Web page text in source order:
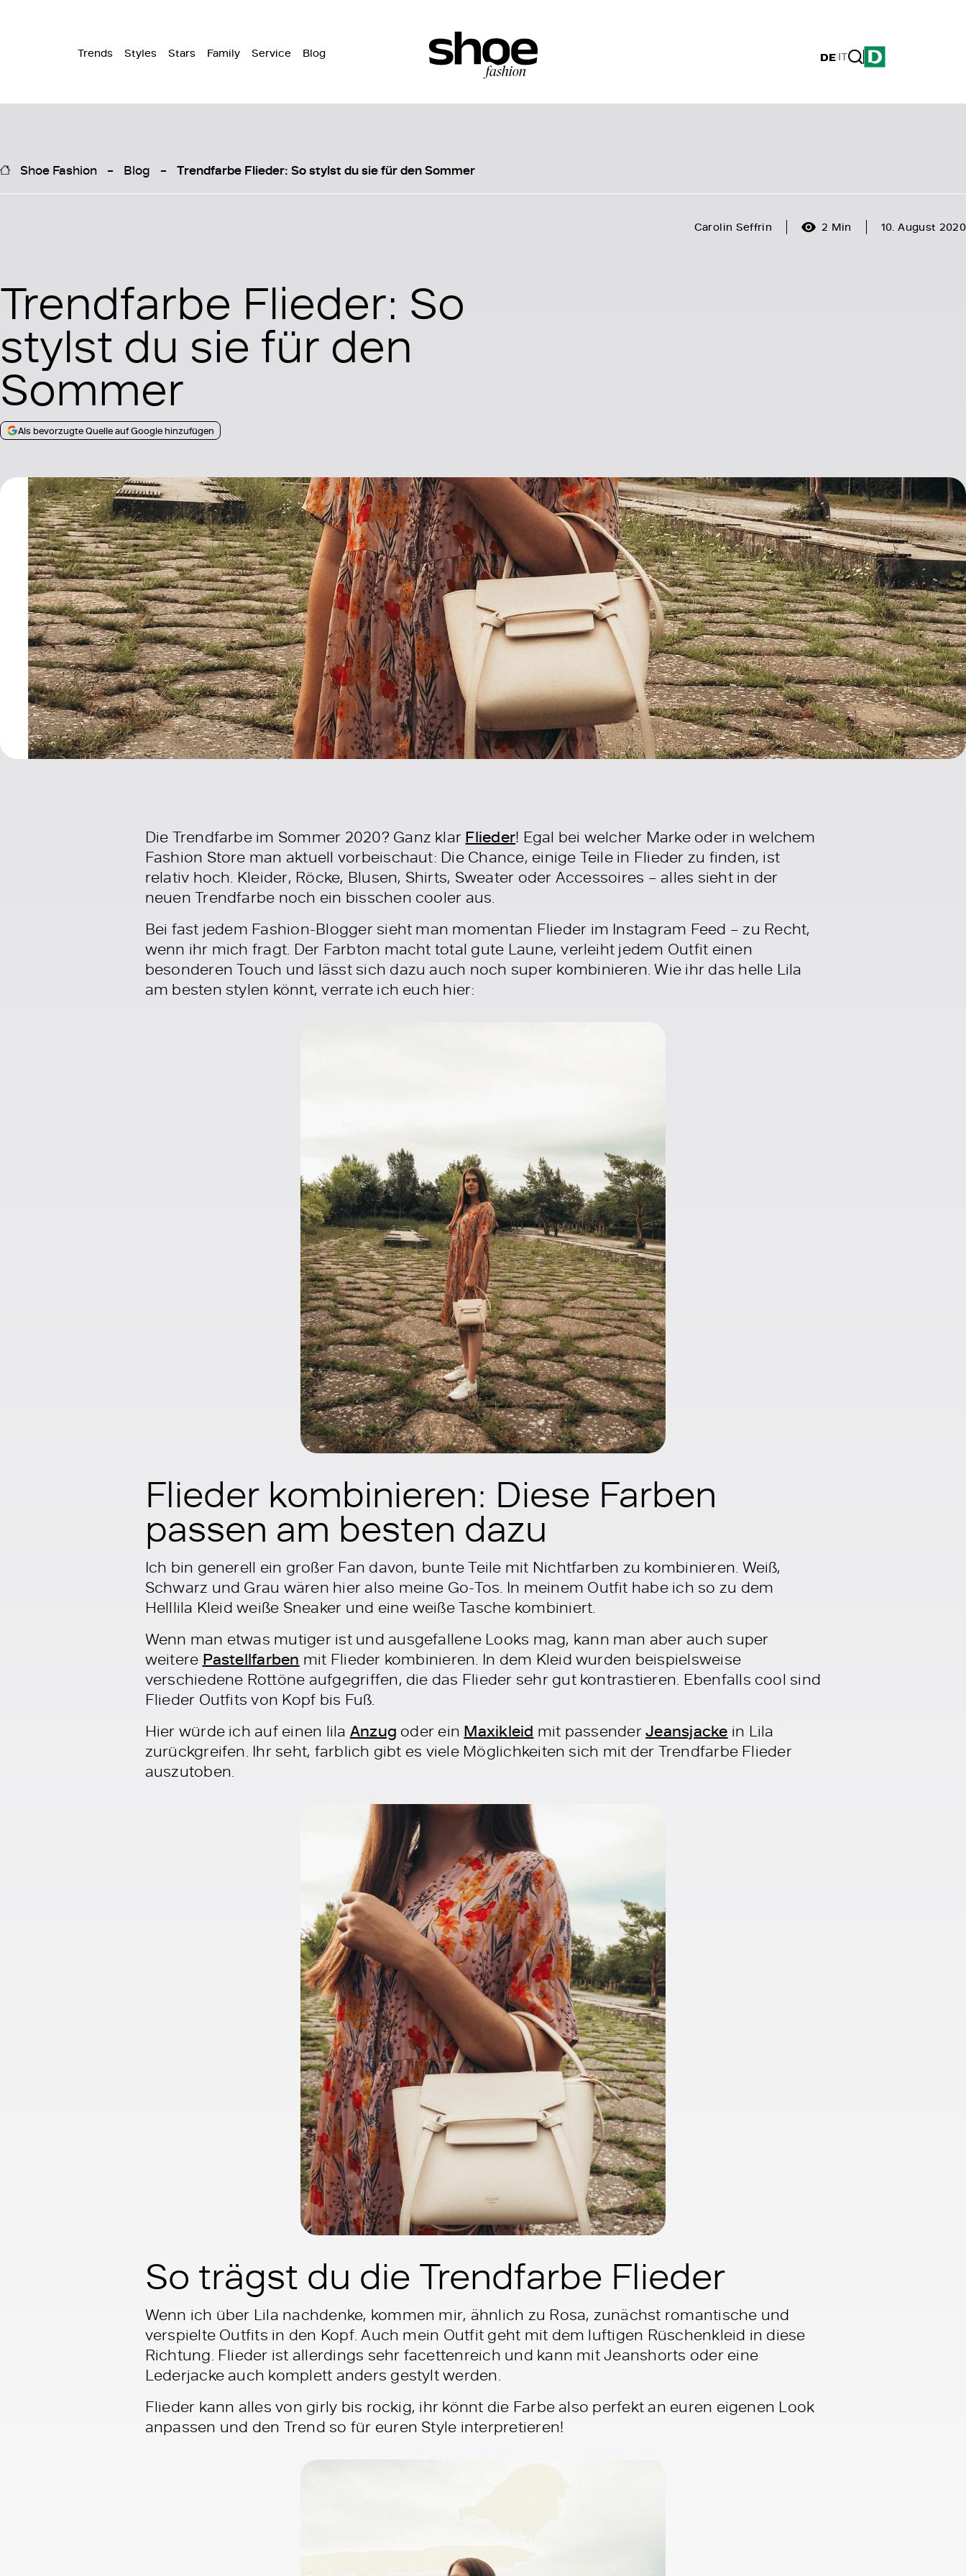
Trends Styles Stars Family Service Blog DE|IT
Shoe Fashion Blog Trendfarbe Flieder: So stylst du sie für den Sommer
Carolin Seffrin 2 Min 10. August 2020
Trendfarbe Flieder: So
stylst du sie für den
Sommer
Als bevorzugte Quelle auf Google hinzufügen
Die Trendfarbe im Sommer 2020? Ganz klar Flieder! Egal bei welcher Marke oder in welchem
Fashion Store man aktuell vorbeischaut: Die Chance, einige Teile in Flieder zu finden, ist
relativ hoch. Kleider, Röcke, Blusen, Shirts, Sweater oder Accessoires – alles sieht in der
neuen Trendfarbe noch ein bisschen cooler aus.
Bei fast jedem Fashion-Blogger sieht man momentan Flieder im Instagram Feed – zu Recht,
wenn ihr mich fragt. Der Farbton macht total gute Laune, verleiht jedem Outfit einen
besonderen Touch und lässt sich dazu auch noch super kombinieren. Wie ihr das helle Lila
am besten stylen könnt, verrate ich euch hier:
Flieder kombinieren: Diese Farben
passen am besten dazu
Ich bin generell ein großer Fan davon, bunte Teile mit Nichtfarben zu kombinieren. Weiß,
Schwarz und Grau wären hier also meine Go-Tos. In meinem Outfit habe ich so zu dem
Helllila Kleid weiße Sneaker und eine weiße Tasche kombiniert.
Wenn man etwas mutiger ist und ausgefallene Looks mag, kann man aber auch super
weitere Pastellfarben mit Flieder kombinieren. In dem Kleid wurden beispielsweise
verschiedene Rottöne aufgegriffen, die das Flieder sehr gut kontrastieren. Ebenfalls cool sind
Flieder Outfits von Kopf bis Fuß.
Hier würde ich auf einen lila Anzug oder ein Maxikleid mit passenderJeansjacke in Lila
zurückgreifen. Ihr seht, farblich gibt es viele Möglichkeiten sich mit der Trendfarbe Flieder
auszutoben.
So trägst du die Trendfarbe Flieder
Wenn ich über Lila nachdenke, kommen mir, ähnlich zu Rosa, zunächst romantische und
verspielte Outfits in den Kopf. Auch mein Outfit geht mit dem luftigen Rüschenkleid in diese
Richtung. Flieder ist allerdings sehr facettenreich und kann mit Jeanshorts oder eine
Lederjacke auch komplett anders gestylt werden.
Flieder kann alles von girly bis rockig, ihr könnt die Farbe also perfekt an euren eigenen Look
anpassen und den Trend so für euren Style interpretieren!